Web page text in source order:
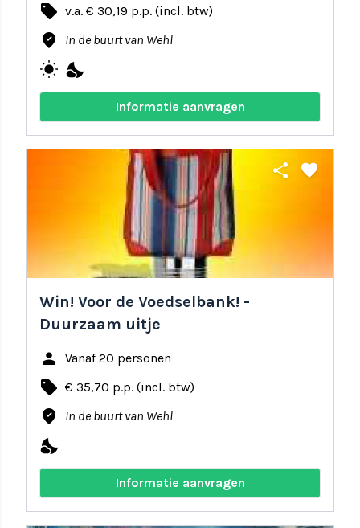
local_offer v.a. € 30,19 p.p. (incl. btw)
where_to_vote In de buurt van Wehl
wb_sunny nights_stay
Informatie aanvragen
share favorite
Win! Voor de Voedselbank! -
Duurzaam uitje
person Vanaf 20 personen
local_offer € 35,70 p.p. (incl. btw)
where_to_vote In de buurt van Wehl
nights_stay
Informatie aanvragen